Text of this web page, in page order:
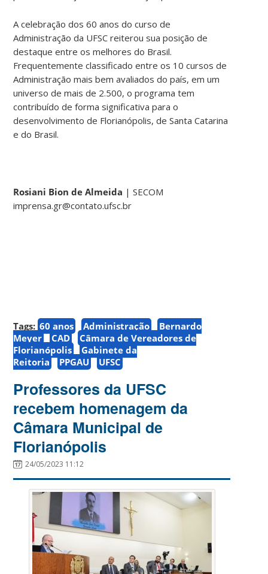
A celebração dos 60 anos do curso de
Administração da UFSC reiterou sua posição de
destaque entre os melhores do Brasil.
Frequentemente classificado entre os 10 cursos de
Administração mais bem avaliados do país, em um
universo de mais de 2.500, o programa tem
contribuído de forma significativa para o
desenvolvimento de Florianópolis, de Santa Catarina
e do Brasil.
Rosiani Bion de Almeida | SECOM
imprensa.gr@contato.ufsc.br
Tags: 60 anos Administração
Bernardo
Meyer
CAD
Câmara de Vereadores de
Florianópolis
Gabinete da
Reitoria
PPGAU UFSC
Professores da UFSC
recebem homenagem da
Câmara Municipal de
Florianópolis
24/05/2023 11:12